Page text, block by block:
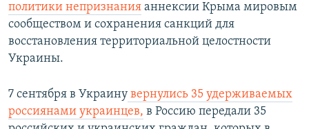
политики непризнания аннексии Крыма мировым
сообществом и сохранения санкций для
восстановления территориальной целостности
Украины.
7 сентября в Украину вернулись 35 удерживаемых
россиянами украинцев, в Россию передали 35